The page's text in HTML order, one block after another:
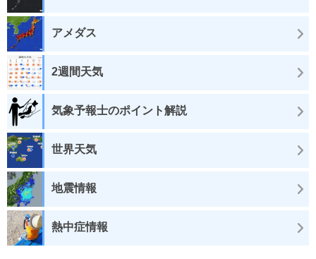
アメダス
2週間天気
気象予報士のポイント解説
世界天気
地震情報
熱中症情報